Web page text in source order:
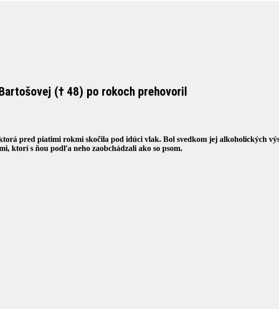
(† 48) po rokoch prehovoril
pred piatimi rokmi skočila pod idúci vlak. Bol svedkom jej alkoholických
ktorí s ňou podľa neho zaobchádzali ako so psom.